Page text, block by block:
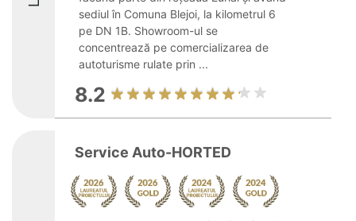
sediul în Comuna Blejoi, la kilometrul 6
pe DN 1B. Showroom-ul se
concentrează pe comercializarea de
autoturisme rulate prin ...
8.2
Service Auto-HORTED